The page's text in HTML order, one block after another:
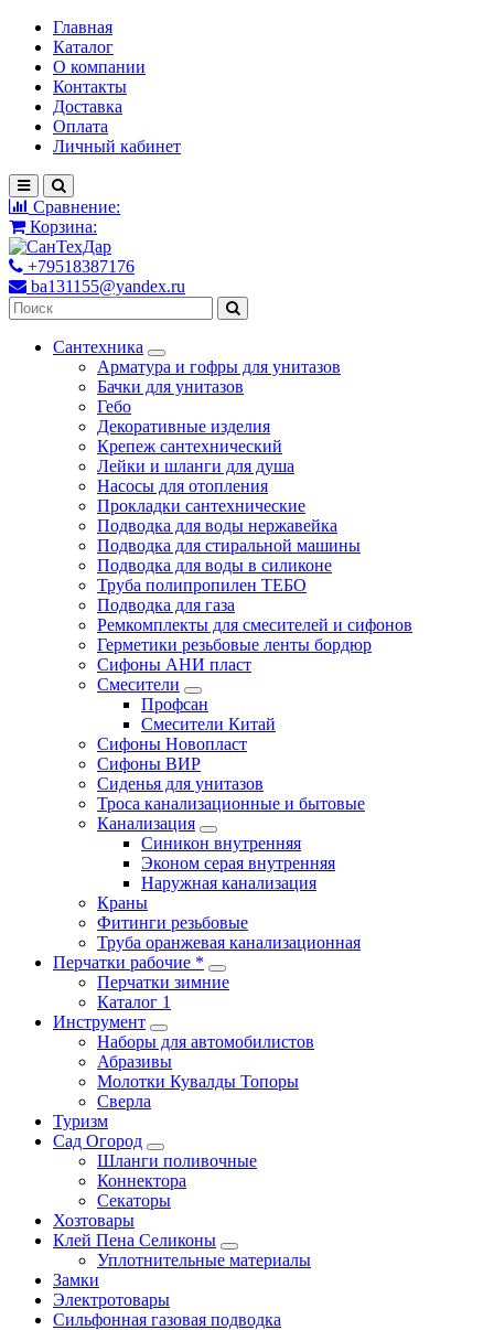
Главная
Каталог
О компании
Контакты
Доставка
Оплата
Личный кабинет
Сравнение:
Корзина:
+79518387176
ba131155@yandex.ru
Сантехника
Арматура и гофры для унитазов
Бачки для унитазов
Гебо
Декоративные изделия
Крепеж сантехнический
Лейки и шланги для душа
Насосы для отопления
Прокладки сантехнические
Подводка для воды нержавейка
Подводка для стиральной машины
Подводка для воды в силиконе
Труба полипропилен ТЕБО
Подводка для газа
Ремкомплекты для смесителей и сифонов
Герметики резьбовые ленты бордюр
Сифоны АНИ пласт
Смесители
Профсан
Смесители Китай
Сифоны Новопласт
Сифоны ВИР
Сиденья для унитазов
Троса канализационные и бытовые
Канализация
Синикон внутренняя
Эконом серая внутренняя
Наружная канализация
Краны
Фитинги резьбовые
Труба оранжевая канализационная
Перчатки рабочие *
Перчатки зимние
Каталог 1
Инструмент
Наборы для автомобилистов
Абразивы
Молотки Кувалды Топоры
Сверла
Туризм
Сад Огород
Шланги поливочные
Коннектора
Секаторы
Хозтовары
Клей Пена Селиконы
Уплотнительные материалы
Замки
Электротовары
Сильфонная газовая подводка